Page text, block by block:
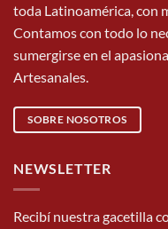
toda Latinoamérica, con
Contamos con todo lo
sumergirse en el
Artesanales.
SOBRE NOSOTROS
NEWSLETTER
Recibí nuestra gacetilla